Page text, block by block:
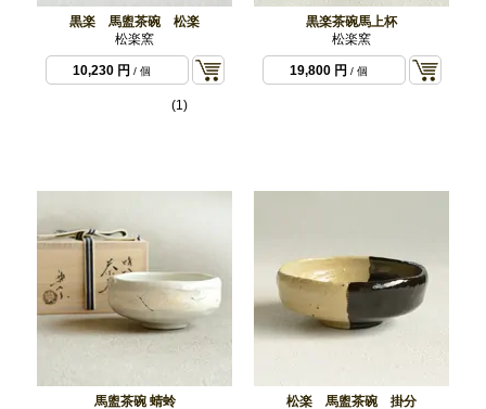
黒楽 馬盥茶碗 松楽
松楽窯
10,230 円 / 個
(1)
黒楽茶碗馬上杯
松楽窯
19,800 円 / 個
馬盥茶碗 蜻蛉 松楽 馬盥茶碗 掛分